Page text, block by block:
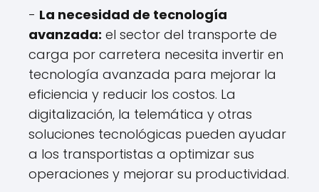
- La necesidad de tecnología
avanzada: el sector del transporte de
carga por carretera necesita invertir en
tecnología avanzada para mejorar la
eficiencia y reducir los costos. La
digitalización, la telemática y otras
soluciones tecnológicas pueden ayudar
a los transportistas a optimizar sus
operaciones y mejorar su productividad.